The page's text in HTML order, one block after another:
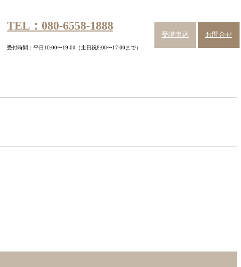
TEL：080-6558-1888
受付時間：平日10:00〜19:00（土日祝8:00〜17:00まで）
受講申込 お問合せ